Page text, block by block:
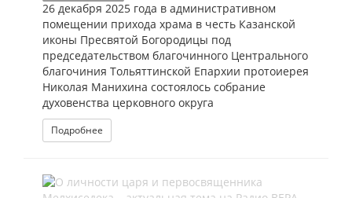
26 декабря 2025 года в административном
помещении прихода храма в честь Казанской
иконы Пресвятой Богородицы под
председательством благочинного Центрального
благочиния Тольяттинской Епархии протоиерея
Николая Манихина состоялось собрание
духовенства церковного округа
Подробнее